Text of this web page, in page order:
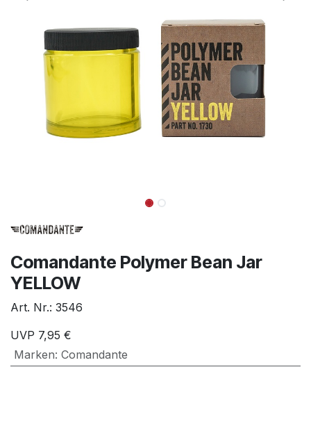
Comandante Polymer Bean Jar
YELLOW
Art. Nr.: 3546
UVP 7,95 €
Marken: Comandante